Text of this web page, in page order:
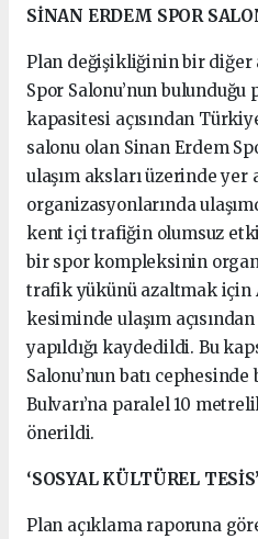
SİNAN ERDEM SPOR
Plan değişikliğinin bir diğer
Spor Salonu’nun
kapasitesi açısından
salonu olan Sinan Erdem
ulaşım aksları üzerinde yer
organizasyonlarında
kent içi trafiğin olumsuz
bir spor kompleksinin
trafik yükünü azaltmak için
kesiminde ulaşım
yapıldığı kaydedildi. Bu
Salonu’nun batı
Bulvarı’na paralel 10
önerildi.
‘SOSYAL KÜLTÜREL
Plan açıklama raporuna